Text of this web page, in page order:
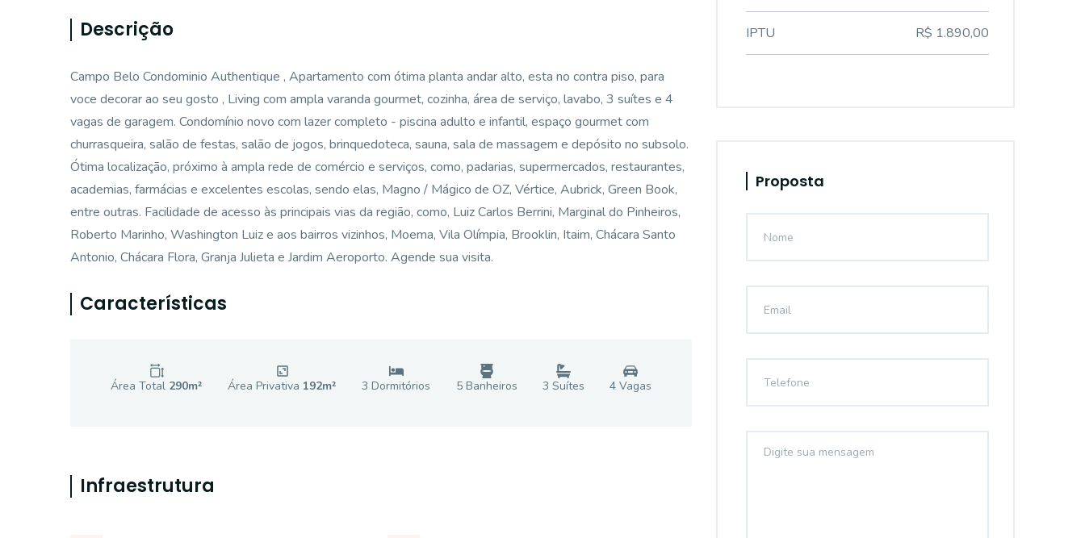
Descrição
Campo Belo Condominio Authentique , Apartamento com ótima planta andar alto, esta no contra piso, para
voce decorar ao seu gosto , Living com ampla varanda gourmet, cozinha, área de serviço, lavabo, 3 suítes e 4
vagas de garagem. Condomínio novo com lazer completo - piscina adulto e infantil, espaço gourmet com
churrasqueira, salão de festas, salão de jogos, brinquedoteca, sauna, sala de massagem e depósito no subsolo.
Ótima localização, próximo à ampla rede de comércio e serviços, como, padarias, supermercados, restaurantes,
academias, farmácias e excelentes escolas, sendo elas, Magno / Mágico de OZ, Vértice, Aubrick, Green Book,
entre outras. Facilidade de acesso às principais vias da região, como, Luiz Carlos Berrini, Marginal do Pinheiros,
Roberto Marinho, Washington Luiz e aos bairros vizinhos, Moema, Vila Olímpia, Brooklin, Itaim, Chácara Santo
Antonio, Chácara Flora, Granja Julieta e Jardim Aeroporto. Agende sua visita.
Características
Área Total 290m² Área Privativa 192m² 3 Dormitórios 5Banheiros 3 Suítes 4Vagas
Infraestrutura
IPTU R$ 1.890,00
Proposta